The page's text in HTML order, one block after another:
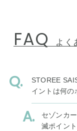
FAQ よく
STOREE
イントは何の
セゾンカ
滅ポイン